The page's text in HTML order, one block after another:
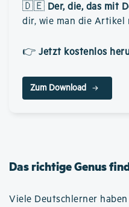
🇩🇪 Der, die, das mit
dir, wie man die
👉 Jetzt kostenlos
Zum Download
Das richtige Genus
Viele Deutschlerner